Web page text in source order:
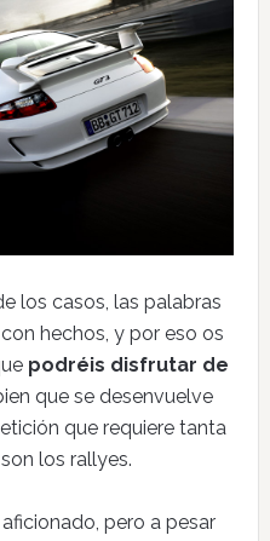
los casos, las palabras
hechos, y por eso os
podréis disfrutar de
que se desenvuelve
que requiere tanta
los rallyes.
pero a pesar